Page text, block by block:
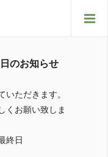
のお知らせ
ただきます。
くお願い致しま
終日